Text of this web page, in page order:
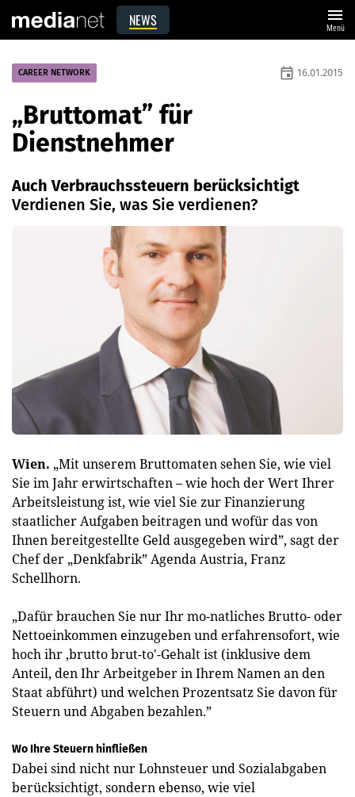
NEWS menu
Menü
CAREER NETWORK event 16.01.2015
„Bruttomat” für
Dienstnehmer
Auch Verbrauchssteuern berücksichtigt
Verdienen Sie, was Sie verdienen?
Wien. „Mit unserem Bruttomaten sehen Sie, wie viel
Sie im Jahr erwirtschaften – wie hoch der Wert Ihrer
Arbeitsleistung ist, wie viel Sie zur Finanzierung
staatlicher Aufgaben beitragen und wofür das von
Ihnen bereitgestellte Geld ausgegeben wird”, sagt der
Chef der „Denkfabrik” Agenda Austria, Franz
Schellhorn.
„Dafür brauchen Sie nur Ihr mo-natliches Brutto- oder
Nettoeinkommen einzugeben und erfahrensofort, wie
hoch ihr ‚brutto brut-to'-Gehalt ist (inklusive dem
Anteil, den Ihr Arbeitgeber in Ihrem Namen an den
Staat abführt) und welchen Prozentsatz Sie davon für
Steuern und Abgaben bezahlen.”
Wo Ihre Steuern hinfließen
Dabei sind nicht nur Lohnsteuer und Sozialabgaben
berücksichtigt, sondern ebenso, wie viel